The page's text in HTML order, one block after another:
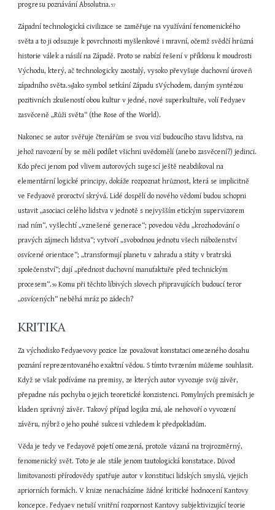
progresu poznávání Absolutna.57
Západní technologická civilizace se zaměřuje na využívání fenomenického
světa a to ji odsuzuje k povrchnosti myšlenkové i mravní, očemž svědčí hrůzná
historie válek a násilí na Západě. Proto se nabízí řešení v příklonu k moudrosti
Východu, který, ač technologicky zaostalý, vysoko převyšuje duchovní úroveň
západního světa.58Jako symbol setkání Západu sVýchodem, daným syntézou
pozitivních zkušeností obou kultur v jedné, nové superkultuře, volí Fedyaev
zasvěceně „Růži světa“ (the Rose of the World).
Nakonec se autor svěřuje čtenářům se svou vizí budoucího stavu lidstva, na
jehož navození by se měli podílet všichni uvědomělí (anebo zasvěcení?) jedinci.
Kdo přeci jenom pod vlivem autorových sugescí ještě neabdikoval na
elementární logické principy, dokáže rozpoznat hrůznost, která se implicitně
ve Fedyaově proroctví skrývá. Lidé dospělí do nového vědomí budou schopni
ustavit „asociaci celého lidstva v jednotě s nejvyšším etickým supervizorem
nad ním“, vyšlechtí „vznešené generace“; povedou vědu „krozhodování o
pravých zájmech lidstva“; vytvoří „svobodnou jednotu všech náboženství
osvícené orientace“; „transformují planetu v zahradu a státy v bratrská
společenství“; dají „přednost duchovní manufaktuře před technickým
procesem“.59 Komu při těchto líbivých slovech připravujících budoucí teror
„osvícených“ neběhá mráz po zádech?
KRITIKA
Za východisko Fedyaevovy pozice lze považovat konstataci omezeného dosahu
poznání reprezentovaného exaktní vědou. S tímto tvrzením můžeme souhlasit.
Když se však podíváme na premisy, ze kterých autor vyvozuje svůj závěr,
přepadne nás pochyba o jejich teoretické konzistenci. Pomylných premisách je
kladen správný závěr. Takový případ logika zná, ale nehovoří o vyvození
závěru, nýbrž o jeho pouhé sukcesi vzhledem k předpokladům.
Věda je tedy ve Fedayově pojetí omezená, protože vázaná na trojrozměrný,
fenomenický svět. Toto je ale stále jenom tautologická konstatace. Důvod
limitovanosti přírodovědy spatřuje autor v konstituci lidských smyslů, vjejich
apriorních formách. V knize nenacházíme žádné kritické hodnocení Kantovy
koncepce. Fedyaev netuší vnitřní rozpornost Kantovy subjektivizující teorie